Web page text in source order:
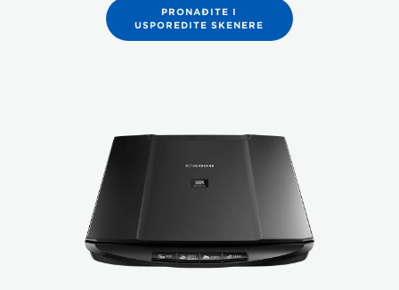
PRONAĐITE I
USPOREDITE SKENERE